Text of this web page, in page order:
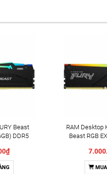
Beast
DDR5
XMP)
RAM Desktop
Beast RGB